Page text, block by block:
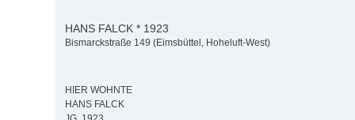
HANS FALCK * 1923
Bismarckstraße 149 (Eimsbüttel, Hoheluft-West)
HIER WOHNTE
HANS FALCK